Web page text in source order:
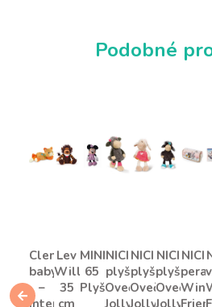
Podobné
Clemmy
baby
–
Interaktívna
Lev
William,
35
cm
MINNIE
65
Plyš
NICI
plyš
Ovečka
Jolly
NICI
plyš
Ovečka
Jolly
NICI
plyš
Ovečka
Jolly
NICI